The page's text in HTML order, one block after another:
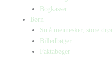
Bogkasser
Børn
Små mennesker, store
Billedbøger
Faktabøger